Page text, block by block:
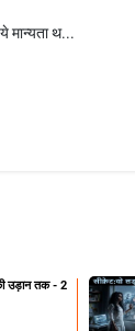
मान्यता थ...
उड़ान तक - 2